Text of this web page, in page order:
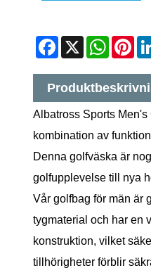
Facebook
X
Albatross Sports
kombination av
Denna golfväska är
golfupplevelse till nya
Vår golfbag för män är
tygmaterial och har en
konstruktion, vilket
tillhörigheter förblir